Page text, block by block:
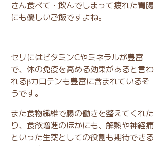
さん食べて・飲んでしまって疲れた胃腸
にも優しいご飯ですよね。
セリにはビタミンCやミネラルが豊富
で、体の免疫を高める効果があると言わ
れるβカロテンも豊富に含まれているそ
うです。
また食物繊維で腸の働きを整えてくれた
り、食欲増進のほかにも、解熱や神経痛
といった生薬としての役割も期待できる